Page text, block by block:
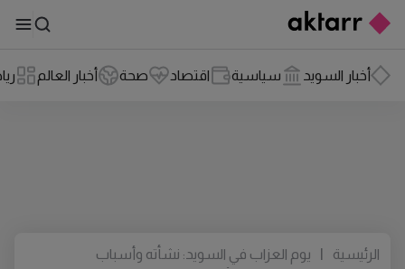
أخبار السويد سياسية اقتصاد صحة أخبار العالم
الرئيسية
يوم العزاب في السويد: نشأته وأسباب